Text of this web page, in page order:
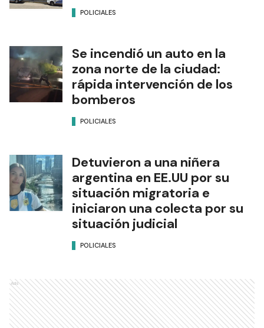
POLICIALES
Se incendió un auto en la
zona norte de la ciudad:
rápida intervención de los
bomberos
POLICIALES
Detuvieron a una niñera
argentina en EE.UU por su
situación migratoria e
iniciaron una colecta por su
situación judicial
POLICIALES
Ads